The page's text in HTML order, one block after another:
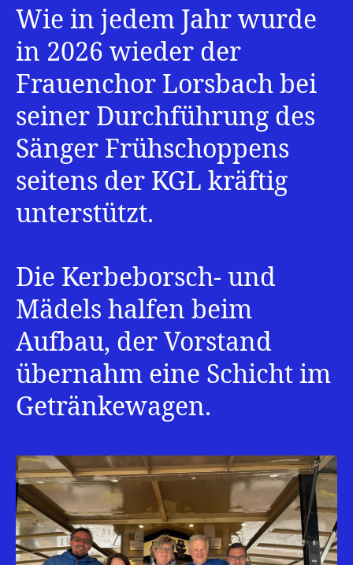
Vatertag
Wie in jedem Jahr wurde
in 2026 wieder der
Frauenchor Lorsbach bei
seiner Durchführung des
Sänger Frühschoppens
seitens der KGL kräftig
unterstützt.
Die Kerbeborsch- und
Mädels halfen beim
Aufbau, der Vorstand
übernahm eine Schicht im
Getränkewagen.